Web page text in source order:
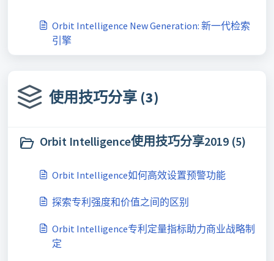
Orbit Intelligence New Generation: 新一代检索
引擎
使用技巧分享 (3)
Orbit Intelligence使用技巧分享2019 (5)
Orbit Intelligence如何高效设置预警功能
探索专利强度和价值之间的区别
Orbit Intelligence专利定量指标助力商业战略制
定